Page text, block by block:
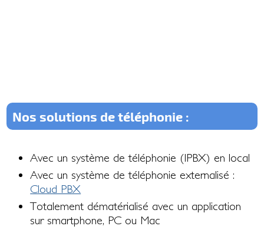
Nos solutions de téléphonie :
Avec un système de téléphonie (IPBX) en local
Avec un système de téléphonie externalisé :
Cloud PBX
Totalement dématérialisé avec un application
sur smartphone, PC ou Mac